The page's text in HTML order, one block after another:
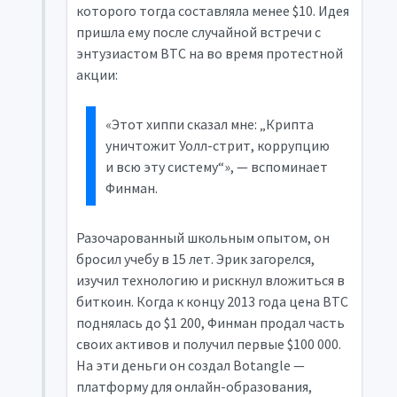
которого тогда составляла менее $10. Идея
пришла ему после случайной встречи с
энтузиастом BTC на во время протестной
акции:
«Этот хиппи сказал мне: „Крипта
уничтожит Уолл-стрит, коррупцию
и всю эту систему“», — вспоминает
Финман.
Разочарованный школьным опытом, он
бросил учебу в 15 лет. Эрик загорелся,
изучил технологию и рискнул вложиться в
биткоин. Когда к концу 2013 года цена BTC
поднялась до $1 200, Финман продал часть
своих активов и получил первые $100 000.
На эти деньги он создал Botangle —
платформу для онлайн-образования,